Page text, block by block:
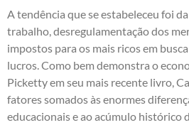
A tendência que se estabeleceu foi
trabalho, desregulamentação dos
impostos para os mais ricos em
lucros. Como bem demonstra o
Picketty em seu mais recente livro,
fatores somados às enormes
educacionais e ao acúmulo histórico